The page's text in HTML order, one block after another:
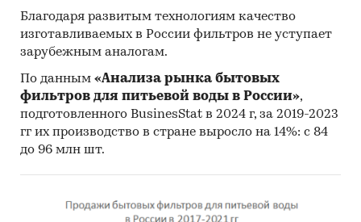
Благодаря развитым технологиям качество
изготавливаемых в России фильтров не уступает
зарубежным аналогам.
По данным «Анализа рынка бытовых
фильтров для питьевой воды в России»,
подготовленного BusinesStat в 2024 г, за 2019-2023
гг их производство в стране выросло на 14%: с 84
до 96 млн шт.